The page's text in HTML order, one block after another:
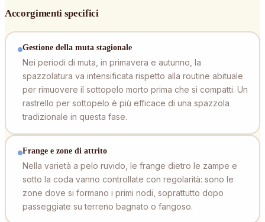
Accorgimenti specifici
Gestione della muta stagionale
Nei periodi di muta, in primavera e autunno, la
spazzolatura va intensificata rispetto alla routine abituale
per rimuovere il sottopelo morto prima che si compatti. Un
rastrello per sottopelo è più efficace di una spazzola
tradizionale in questa fase.
Frange e zone di attrito
Nella varietà a pelo ruvido, le frange dietro le zampe e
sotto la coda vanno controllate con regolarità: sono le
zone dove si formano i primi nodi, soprattutto dopo
passeggiate su terreno bagnato o fangoso.